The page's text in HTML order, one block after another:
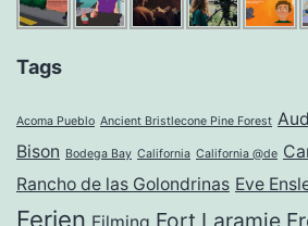
Tags
Acoma Pueblo Ancient Bristlecone Pine Forest
Bison Bodega Bay California California @de
Rancho de las Golondrinas Eve
Ferien Fort Laramie